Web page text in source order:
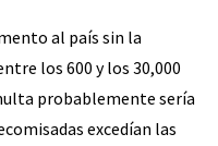
al país sin la
los 600 y los 30,000
probablemente sería
excedían las